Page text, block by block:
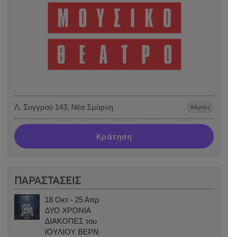
Λ. Συγγρού 143, Νέα Σμύρνη Χάρτης
Κράτηση
ΠΑΡΑΣΤΑΣΕΙΣ
18 Οκτ - 25 Απρ
ΔΥΟ ΧΡΟΝΙΑ
ΔΙΑΚΟΠΕΣ του
ΙΟΥΛΙΟΥ ΒΕΡΝ